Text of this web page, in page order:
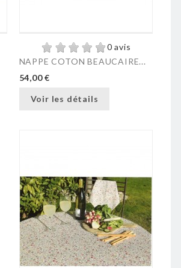
0 avis
NAPPE COTON BEAUCAIRE...
54,00 €
Voir les détails